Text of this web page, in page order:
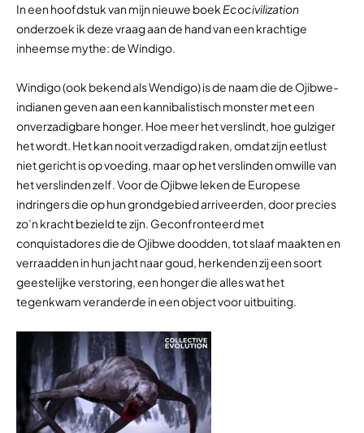
In een hoofdstuk van mijn nieuwe boek Ecocivilization
onderzoek ik deze vraag aan de hand van een krachtige
inheemse mythe: de Windigo.
Windigo (ook bekend als Wendigo) is de naam die de Ojibwe-
indianen geven aan een kannibalistisch monster met een
onverzadigbare honger. Hoe meer het verslindt, hoe gulziger
het wordt. Het kan nooit verzadigd raken, omdat zijn eetlust
niet gericht is op voeding, maar op het verslinden omwille van
het verslinden zelf. Voor de Ojibwe leken de Europese
indringers die op hun grondgebied arriveerden, door precies
zo’n kracht bezield te zijn. Geconfronteerd met
conquistadores die de Ojibwe doodden, tot slaaf maakten en
verraadden in hun jacht naar goud, herkenden zij een soort
geestelijke verstoring, een honger die alles wat het
tegenkwam veranderde in een object voor uitbuiting.